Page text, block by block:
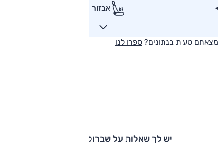
אבזור
מצאתם טעות בנתונים? ספרו לנו
יש לך שאלות על שברולט אופטרה?